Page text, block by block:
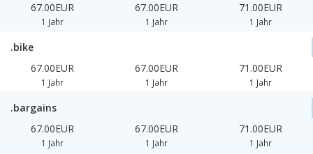
67.00EUR
1 Jahr
67.00EUR
1 Jahr
71.00EUR
1 Jahr
.bike
67.00EUR
1 Jahr
67.00EUR
1 Jahr
71.00EUR
1 Jahr
.bargains
67.00EUR
1 Jahr
67.00EUR
1 Jahr
71.00EUR
1 Jahr